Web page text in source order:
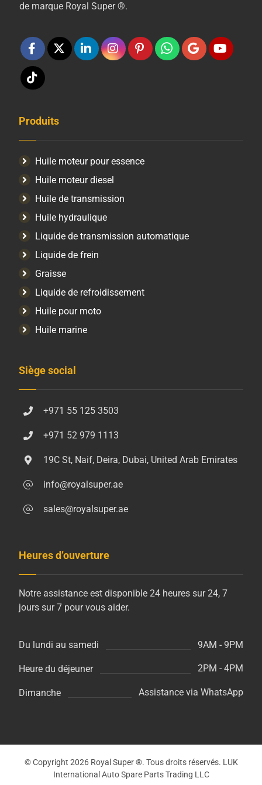
de marque Royal Super ®.
Produits
Huile moteur pour essence
Huile moteur diesel
Huile de transmission
Huile hydraulique
Liquide de transmission automatique
Liquide de frein
Graisse
Liquide de refroidissement
Huile pour moto
Huile marine
Siège social
+971 55 125 3503
+971 52 979 1113
19C St, Naif, Deira, Dubai, United Arab Emirates
info@royalsuper.ae
sales@royalsuper.ae
Heures d’ouverture
Notre assistance est disponible 24 heures sur 24, 7
jours sur 7 pour vous aider.
Du lundi au samedi 9AM - 9PM
Heure du déjeuner 2PM - 4PM
Dimanche Assistance via WhatsApp
© Copyright 2026 Royal Super ®. Tous droits réservés. LUK
International Auto Spare Parts Trading LLC